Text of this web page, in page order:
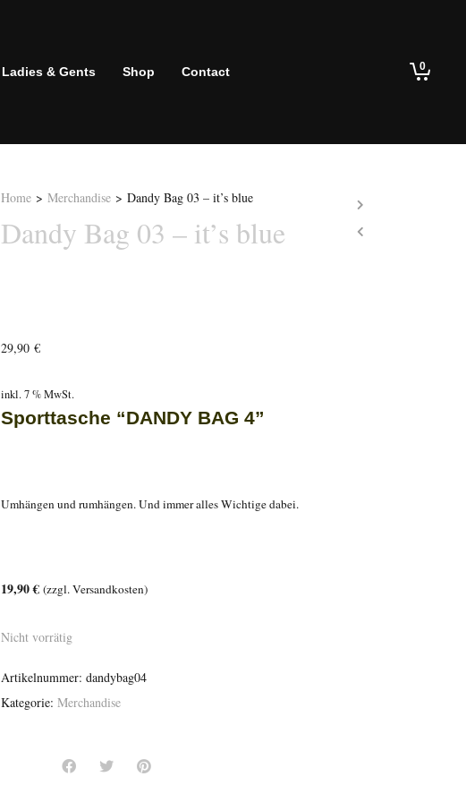
Ladies & Gents Shop Contact 0
Home > Merchandise > Dandy Bag 03 – it’s blue
Dandy Bag 03 – it’s blue
29,90 €
inkl. 7 % MwSt.
Sporttasche “DANDY BAG 4”
Umhängen und rumhängen. Und immer alles Wichtige dabei.
19,90 € (zzgl. Versandkosten)
Nicht vorrätig
Artikelnummer: dandybag04
Kategorie: Merchandise